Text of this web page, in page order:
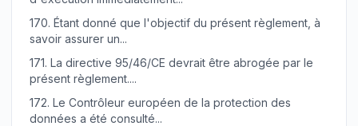
170. Étant donné que l'objectif du présent règlement, à
savoir assurer un...
171. La directive 95/46/CE devrait être abrogée par le
présent règlement....
172. Le Contrôleur européen de la protection des
données a été consulté...